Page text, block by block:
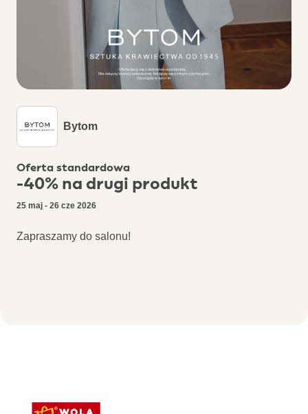
Bytom
Oferta standardowa
-40% na drugi produkt
25 maj - 26 cze 2026
Zapraszamy do salonu!